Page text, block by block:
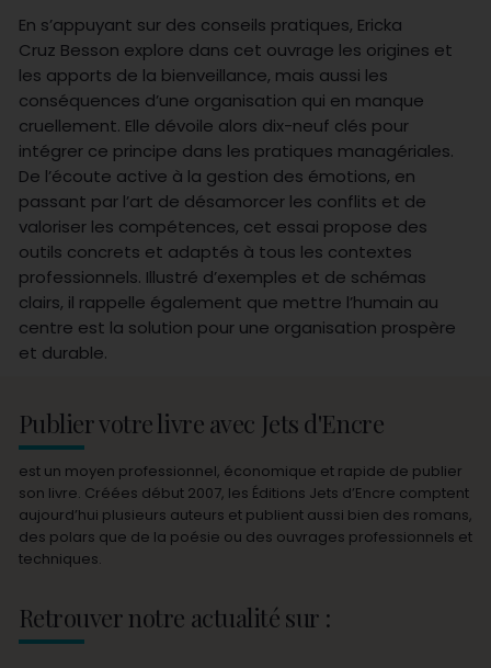
En s’appuyant sur des conseils pratiques, Ericka
Cruz Besson explore dans cet ouvrage les origines et
les apports de la bienveillance, mais aussi les
conséquences d’une organisation qui en manque
cruellement. Elle dévoile alors dix-neuf clés pour
intégrer ce principe dans les pratiques managériales.
De l’écoute active à la gestion des émotions, en
passant par l’art de désamorcer les conflits et de
valoriser les compétences, cet essai propose des
outils concrets et adaptés à tous les contextes
professionnels. Illustré d’exemples et de schémas
clairs, il rappelle également que mettre l’humain au
centre est la solution pour une organisation prospère
et durable.
Publier votre livre avec Jets d'Encre
est un moyen professionnel, économique et rapide de publier
son livre. Créées début 2007, les Éditions Jets d’Encre comptent
aujourd’hui plusieurs auteurs et publient aussi bien des romans,
des polars que de la poésie ou des ouvrages professionnels et
techniques.
Retrouver notre actualité sur :